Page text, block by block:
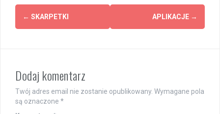
Post
navigation
← SKARPETKI APLIKACJE →
Dodaj komentarz
Twój adres email nie zostanie opublikowany. Wymagane pola
są oznaczone *